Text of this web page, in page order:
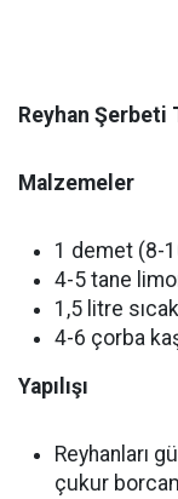
Reyhan Şerbeti
Malzemeler
1 demet (8-
4-5 tane
1,5 litre
4-6 çorba
Yapılışı
Reyhanları
çukur